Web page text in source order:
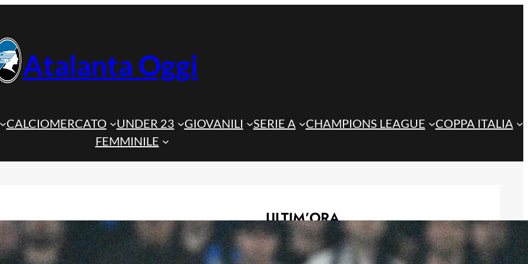
Atalanta Oggi
CALCIOMERCATO UNDER 23 GIOVANILI SERIE A CHAMPIONS LEAGUE
COPPA ITALIA
FEMMINILE
ULTIM’ORA
Steffanoni e Idele, l’Atalanta U23
prepara il futuro: i giovani talenti